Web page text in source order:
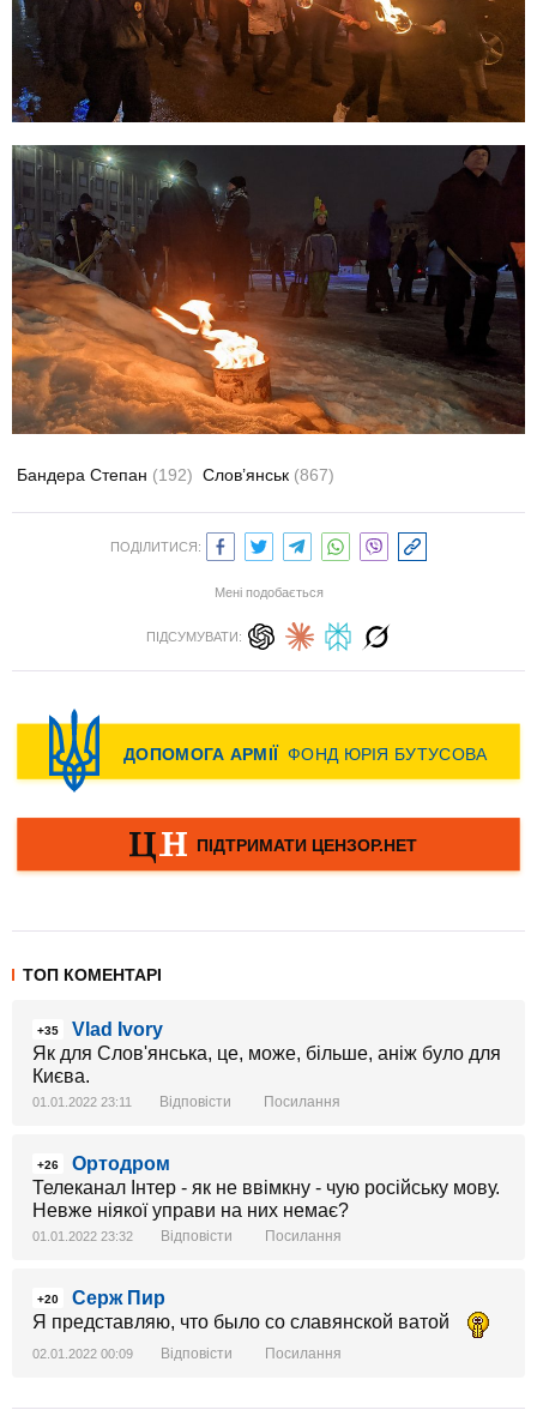
Бандера Степан (192) Слов’янськ (867)
ПОДІЛИТИСЯ:
Мені подобається
ПІДСУМУВАТИ:
ТОП КОМЕНТАРІ
+35
Vlad Ivory
Як для Слов'янська, це, може, більше, аніж було для
Києва.
01.01.2022 23:11 Відповісти Посилання
+26
Ортодром
Телеканал Інтер - як не ввімкну - чую російську мову.
Невже ніякої управи на них немає?
01.01.2022 23:32 Відповісти Посилання
+20
Серж Пир
Я представляю, что было со славянской ватой
02.01.2022 00:09 Відповісти Посилання